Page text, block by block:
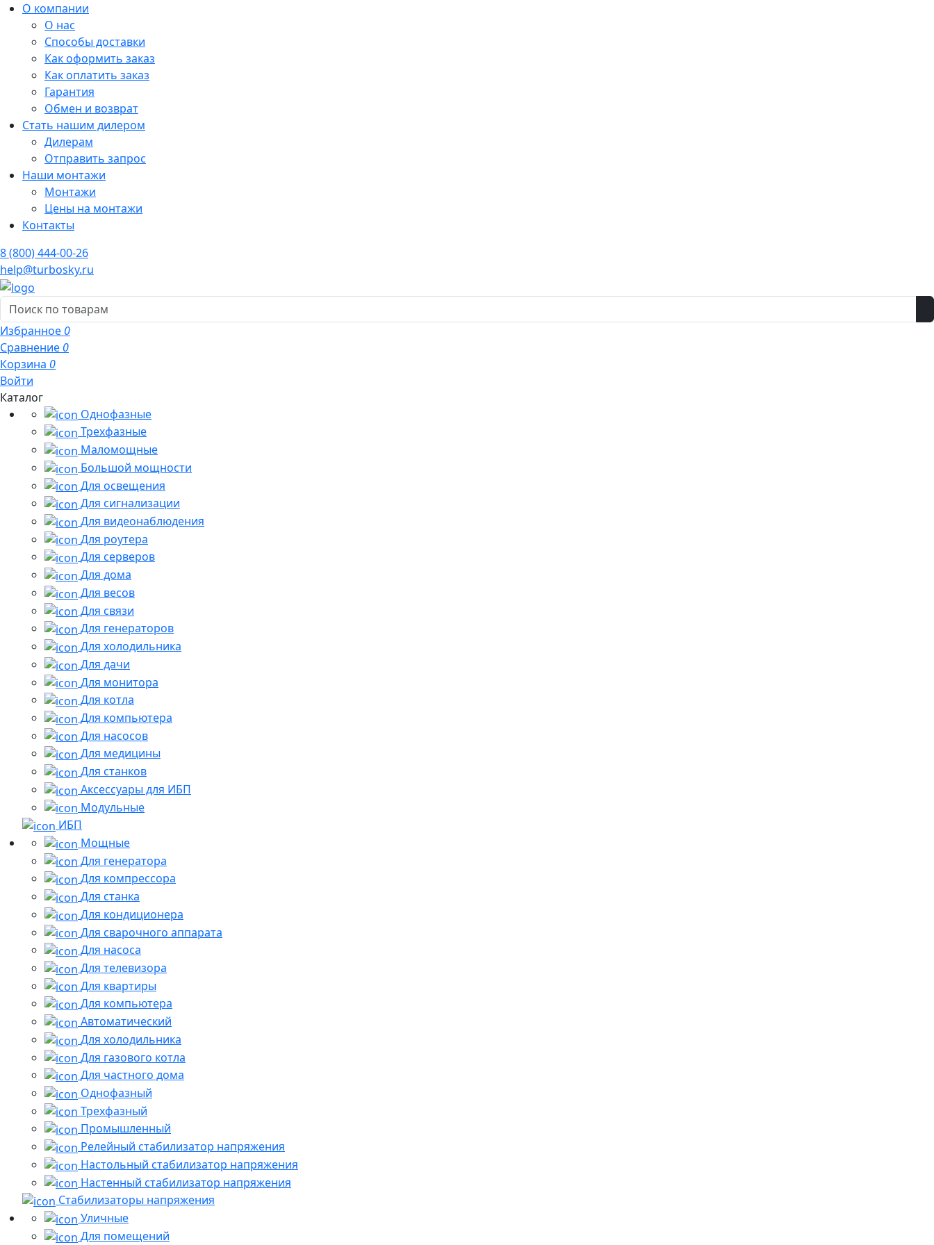
О компании
О нас
Способы доставки
Как оформить заказ
Как оплатить заказ
Гарантия
Обмен и возврат
Стать нашим дилером
Дилерам
Отправить запрос
Наши монтажи
Монтажи
Цены на монтажи
Контакты
8 (800) 444-00-26
help@turbosky.ru
Избранное 0
Сравнение 0
Корзина 0
Войти
Каталог
Однофазные
Трехфазные
Маломощные
Большой мощности
Для освещения
Для сигнализации
Для видеонаблюдения
Для роутера
Для серверов
Для дома
Для весов
Для связи
Для генераторов
Для холодильника
Для дачи
Для монитора
Для котла
Для компьютера
Для насосов
Для медицины
Для станков
Аксессуары для ИБП
Модульные
ИБП
Мощные
Для генератора
Для компрессора
Для станка
Для кондиционера
Для сварочного аппарата
Для насоса
Для телевизора
Для квартиры
Для компьютера
Автоматический
Для холодильника
Для газового котла
Для частного дома
Однофазный
Трехфазный
Промышленный
Релейный стабилизатор напряжения
Настольный стабилизатор напряжения
Настенный стабилизатор напряжения
Стабилизаторы напряжения
Уличные
Для помещений